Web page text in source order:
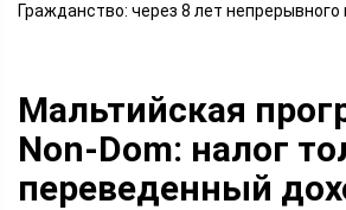
Гражданство: через 8 лет непрерывного
Мальтийская
Non-Dom: налог
переведенный